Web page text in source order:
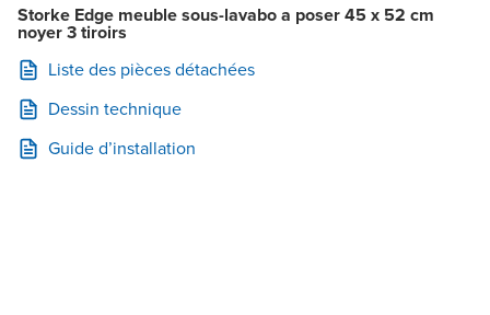
Storke Edge meuble sous-lavabo a poser 45 x 52 cm
noyer 3 tiroirs
Liste des pièces détachées
Dessin technique
Guide d’installation